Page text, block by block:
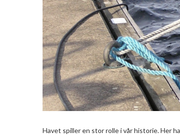
Havet spiller en stor rolle i vår historie. Her